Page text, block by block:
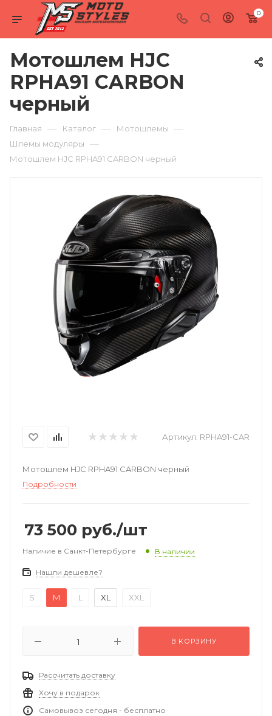
0
Мотошлем HJC
RPHA91 CARBON
черный
Главная — Каталог — Мотошлемы —
Шлемы модуляры —
Мотошлем HJC RPHA91 CARBON черный
Артикул: RPHA91-CAR
Мотошлем HJC RPHA91 CARBON черный
Подробности
73 500 руб./шт
Наличие в Санкт-Петербурге В наличии
Нашли дешевле?
S M L XL XXL
В КОРЗИНУ
Рассчитать доставку
Хочу в подарок
Самовывоз сегодня - бесплатно